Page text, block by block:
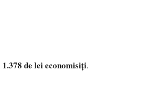
1.378 de lei economisiți.